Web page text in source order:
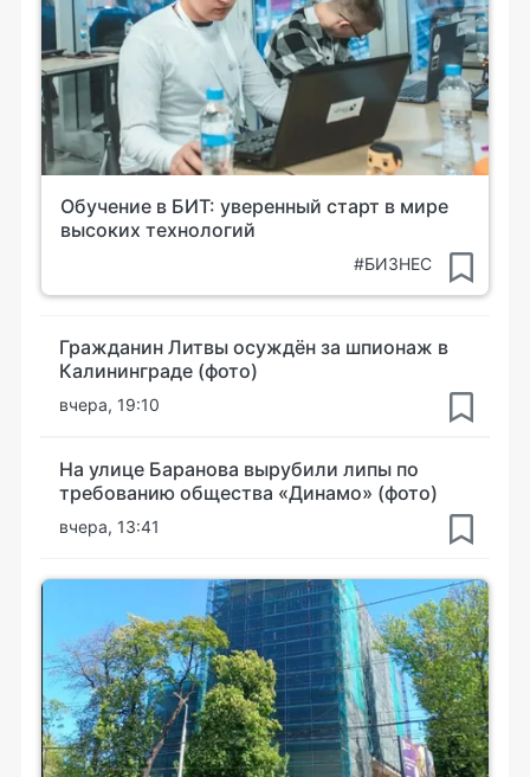
Обучение в БИТ: уверенный старт в мире
высоких технологий
#БИЗНЕС
Гражданин Литвы осуждён за шпионаж в
Калининграде (фото)
вчера, 19:10
На улице Баранова вырубили липы по
требованию общества «Динамо» (фото)
вчера, 13:41